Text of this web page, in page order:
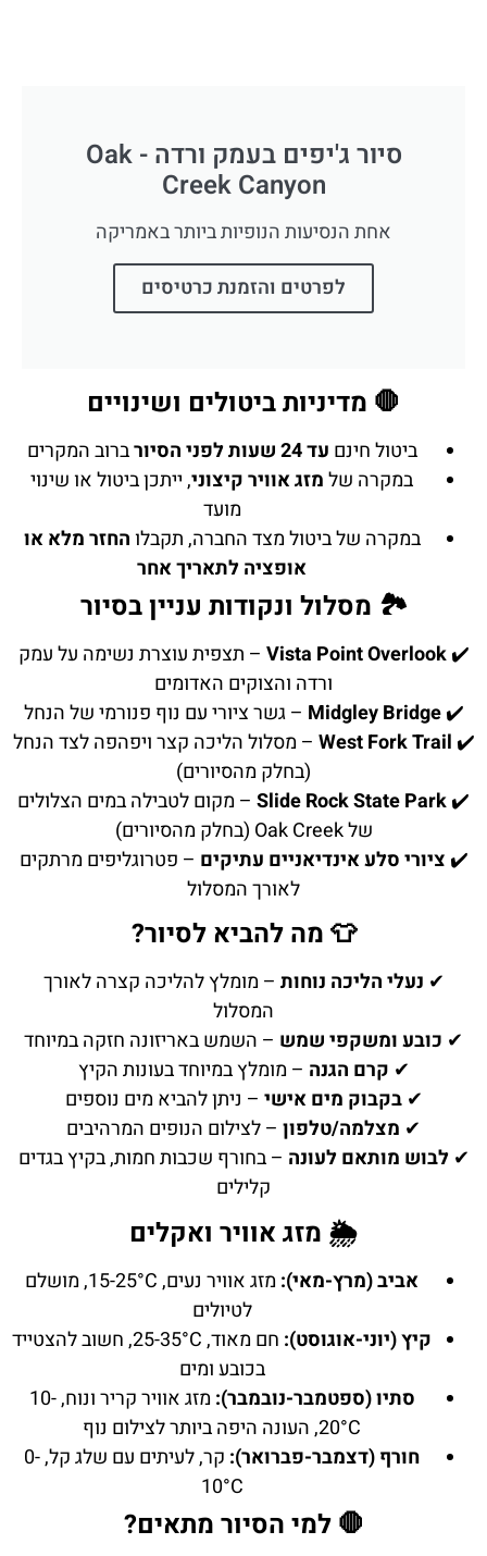
סיור ג'יפים בעמק ורדה - Oak
Creek Canyon
אחת הנסיעות הנופיות ביותר באמריקה
לפרטים והזמנת כרטיסים
🛑 מדיניות ביטולים ושינויים
ביטול חינם עד 24 שעות לפני הסיור
ברוב המקרים
במקרה שלמזג אוויר קיצוני, ייתכן ביטול או שינוי
מועד
במקרה של ביטול מצד החברה, תקבלוהחזר מלא או
אופציה לתאריך אחר
🏞️ מסלול ונקודות עניין בסיור
✔️
Vista Point Overlook – תצפית עוצרת נשימה על עמק
ורדה והצוקים האדומים
✔️
Midgley Bridge – גשר ציורי עם נוף פנורמי של הנחל
✔️
West Fork Trail – מסלול הליכה קצר ויפהפה לצד הנחל
(בחלק מהסיורים)
✔️
Slide Rock State Park – מקום לטבילה במים הצלולים
של Oak Creek (בחלק מהסיורים)
✔️ ציורי סלע אינדיאניים עתיקים – פטרוגליפים מרתקים
לאורך המסלול
👕 מה להביא לסיור?
✔ נעלי הליכה נוחות – מומלץ להליכה קצרה לאורך
המסלול
✔ כובע ומשקפי שמש – השמש באריזונה חזקה במיוחד
✔ קרם הגנה – מומלץ במיוחד בעונות הקיץ
✔בקבוק מים אישי – ניתן להביא מים נוספים
✔ מצלמה/טלפון – לצילום הנופים המרהיבים
✔לבוש מותאם לעונה – בחורף שכבות חמות, בקיץ בגדים
קלילים
🌦️ מזג אוויר ואקלים
אביב (מרץ-מאי):
מזג אוויר נעים, 15-25°C, מושלם
לטיולים
קיץ (יוני-אוגוסט):
חם מאוד, 25-35°C, חשוב להצטייד
בכובע ומים
סתיו (ספטמבר-נובמבר):
מזג אוויר קריר ונוח, 10-
20°C, העונה היפה ביותר לצילום נוף
חורף (דצמבר-פברואר):
קר, לעיתים עם שלג קל, 0-
10°C
🛑 למי הסיור מתאים?